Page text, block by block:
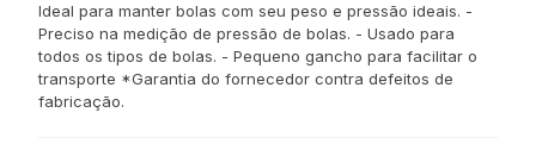
Ideal para manter bolas com seu peso e pressão ideais. -
Preciso na medição de pressão de bolas. - Usado para
todos os tipos de bolas. - Pequeno gancho para facilitar o
transporte *Garantia do fornecedor contra defeitos de
fabricação.